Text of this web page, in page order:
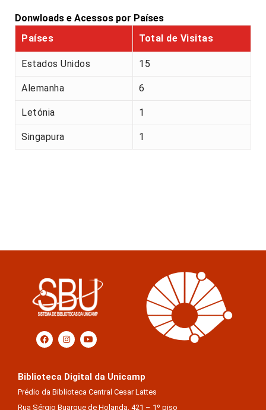
Donwloads e Acessos por Países
Países
Total de Visitas
Estados Unidos 15
Alemanha 6
Letónia 1
Singapura 1
Biblioteca Digital da Unicamp
Prédio da Biblioteca Central Cesar Lattes
Rua Sérgio Buarque de Holanda, 421 – 1º piso